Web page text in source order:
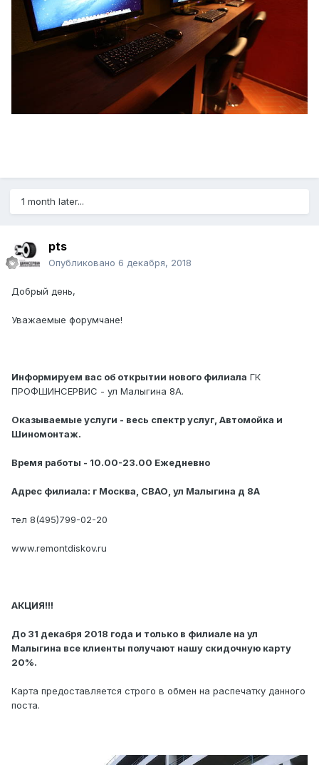
1 month later...
pts
Опубликовано 6 декабря, 2018
Добрый день,
Уважаемые форумчане!
Информируем вас об открытии нового филиала ГК
ПРОФШИНСЕРВИС - ул Малыгина 8А.
Оказываемые услуги - весь спектр услуг, Автомойка и
Шиномонтаж.
Время работы - 10.00-23.00 Ежедневно
Адрес филиала: г Москва, СВАО, ул Малыгина д 8А
тел 8(495)799-02-20
www.remontdiskov.ru
АКЦИЯ!!!
До 31 декабря 2018 года и только в филиале на ул
Малыгина все клиенты получают нашу скидочную карту
20%.
Карта предоставляется строго в обмен на распечатку данного
поста.